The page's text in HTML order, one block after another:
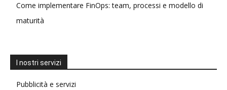
Come implementare FinOps: team, processi e modello di
maturità
I nostri servizi
Pubblicità e servizi